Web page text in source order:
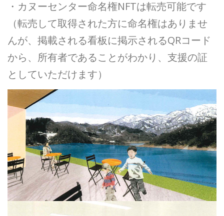
・カヌーセンター命名権NFTは転売可能です
（転売して取得された方に命名権はありませ
んが、掲載される看板に掲示されるQRコード
から、所有者であることがわかり、支援の証
としていただけます）